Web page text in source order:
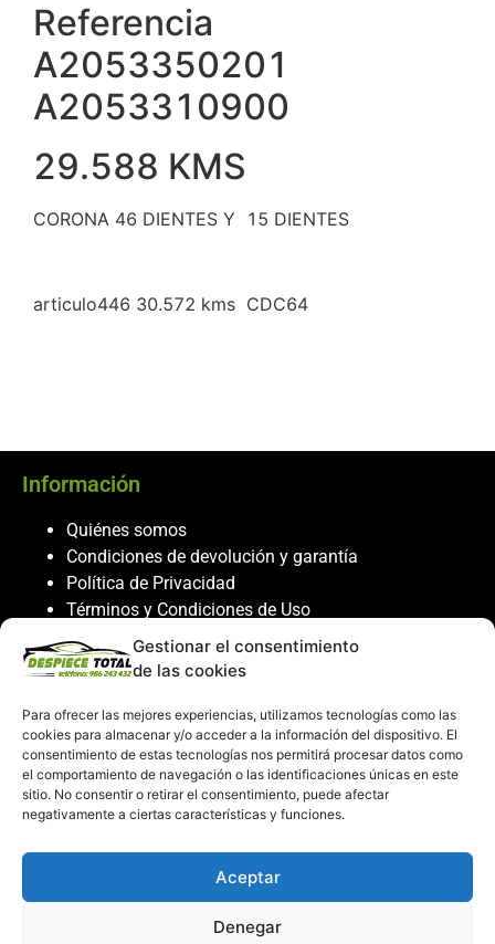
Gestionar el consentimiento
de las cookies
Para ofrecer las mejores experiencias, utilizamos tecnologías como las
cookies para almacenar y/o acceder a la información del dispositivo. El
consentimiento de estas tecnologías nos permitirá procesar datos como
el comportamiento de navegación o las identificaciones únicas en este
sitio. No consentir o retirar el consentimiento, puede afectar
negativamente a ciertas características y funciones.
Aceptar
Denegar
Referencia
A2053350201
A2053310900
29.588 KMS
CORONA 46 DIENTES Y 15 DIENTES
articulo446 30.572 kms CDC64
Información
Quiénes somos
Condiciones de devolución y garantía
Política de Privacidad
Términos y Condiciones de Uso
Política de Cookies
Servicio al cliente
Contacto
986 243 432
608 867 074
recambiosdespiecetotal@gmail.com
Mi cuenta
Mi Cuenta